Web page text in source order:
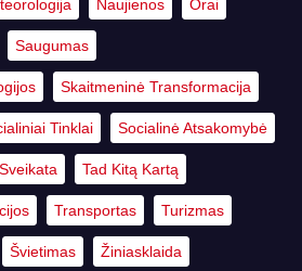
Naujienos Orai
Saugumas
Skaitmeninė Transformacija
Tinklai Socialinė Atsakomybė
Sveikata Tad Kitą Kartą
Transportas Turizmas
Švietimas Žiniasklaida